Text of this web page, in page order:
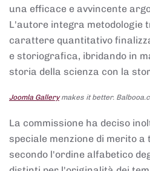
una efficace e avvincente
L'autore integra metodologie
carattere quantitativo
e storiografica, ibridando in
storia della scienza con la
Joomla Gallerymakes it better.
La commissione ha deciso
speciale menzione di merito
secondo l'ordine alfabetico